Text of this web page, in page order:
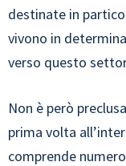
destinate in
vivono in
verso questo
Non è però
prima volta
comprende